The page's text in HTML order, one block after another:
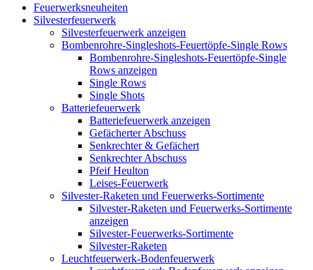
Feuerwerksneuheiten
Silvesterfeuerwerk
Silvesterfeuerwerk anzeigen
Bombenrohre-Singleshots-Feuertöpfe-Single Rows
Bombenrohre-Singleshots-Feuertöpfe-Single
Rows anzeigen
Single Rows
Single Shots
Batteriefeuerwerk
Batteriefeuerwerk anzeigen
Gefächerter Abschuss
Senkrechter & Gefächert
Senkrechter Abschuss
Pfeif Heulton
Leises-Feuerwerk
Silvester-Raketen und Feuerwerks-Sortimente
Silvester-Raketen und Feuerwerks-Sortimente
anzeigen
Silvester-Feuerwerks-Sortimente
Silvester-Raketen
Leuchtfeuerwerk-Bodenfeuerwerk